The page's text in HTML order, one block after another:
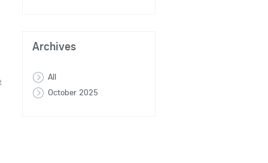
Archives
All
October 2025